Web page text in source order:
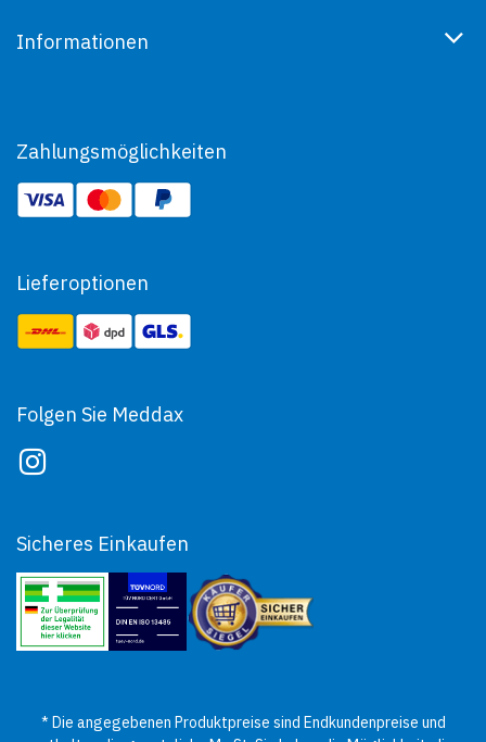
Informationen
Zahlungsmöglichkeiten
Lieferoptionen
Folgen Sie Meddax
Sicheres Einkaufen
* Die angegebenen Produktpreise sind Endkundenpreise und